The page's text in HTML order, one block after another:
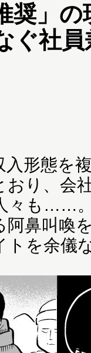
奨」
ぐ社
入形態を
おり、会
々も……
阿鼻叫喚
トを余儀